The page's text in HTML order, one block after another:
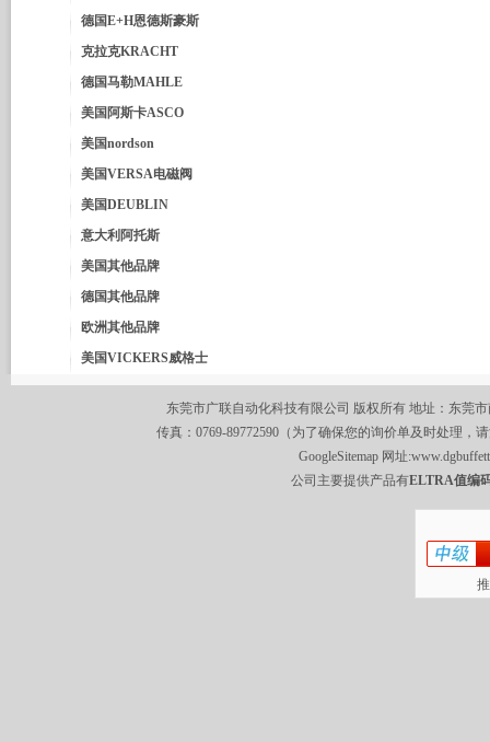
德国E+H恩德斯豪斯
克拉克KRACHT
德国马勒MAHLE
美国阿斯卡ASCO
美国nordson
美国VERSA电磁阀
美国DEUBLIN
意大利阿托斯
美国其他品牌
德国其他品牌
欧洲其他品牌
美国VICKERS威格士
东莞市广联自动化科技有限公司 版权所有 地址：东莞
传真：0769-89772590（为了确保您的询价单及时处理，
GoogleSitemap 网址:
公司主要提供产品有ELTRA值编